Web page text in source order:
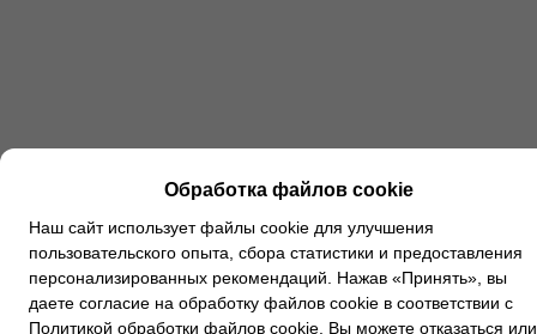
Обработка файлов cookie
Наш сайт использует файлы cookie для улучшения
пользовательского опыта, сбора статистики и предоставления
персонализированных рекомендаций. Нажав «Принять», вы
даете согласие на обработку файлов cookie в соответствии с
Политикой обработки файлов cookie . Вы можете отказаться или